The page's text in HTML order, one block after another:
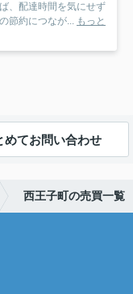
、配達時間を気にせず
節約につなが... もっと
めてお問い合わせ
西王子町の売買一覧